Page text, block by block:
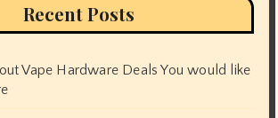
Recent Posts
Vape Hardware Deals You would like